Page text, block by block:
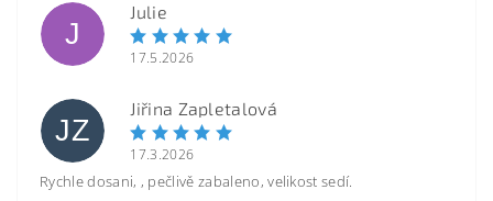
J
Julie
17.5.2026
JZ
Jiřina Zapletalová
17.3.2026
Rychle dosani, , pečlivě zabaleno, velikost sedí.